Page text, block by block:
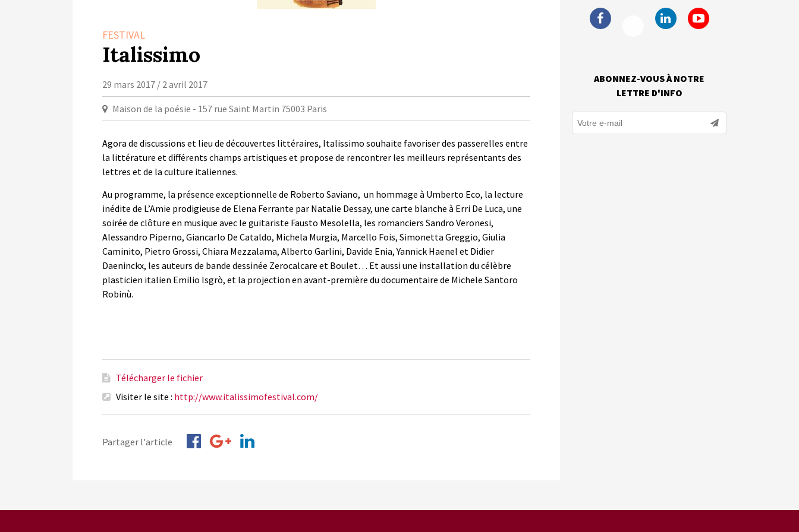
FESTIVAL
Italissimo
29 mars 2017 / 2 avril 2017
Maison de la poésie - 157 rue Saint Martin 75003 Paris
Agora de discussions et lieu de découvertes littéraires, Italissimo souhaite favoriser des passerelles entre
la littérature et différents champs artistiques et propose de rencontrer les meilleurs représentants des
lettres et de la culture italiennes.
Au programme, la présence exceptionnelle de Roberto Saviano, un hommage à Umberto Eco, la lecture
inédite de L’Amie prodigieuse de Elena Ferrante par Natalie Dessay, une carte blanche à Erri De Luca, une
soirée de clôture en musique avec le guitariste Fausto Mesolella, les romanciers Sandro Veronesi,
Alessandro Piperno, Giancarlo De Cataldo, Michela Murgia, Marcello Fois, Simonetta Greggio, Giulia
Caminito, Pietro Grossi, Chiara Mezzalama, Alberto Garlini, Davide Enia, Yannick Haenel et Didier
Daeninckx, les auteurs de bande dessinée Zerocalcare et Boulet… Et aussi une installation du célèbre
plasticien italien Emilio Isgrò, et la projection en avant-première du documentaire de Michele Santoro
Robinù.
Télécharger le fichier
Visiter le site : http://www.italissimofestival.com/
Partager l'article
ABONNEZ-VOUS À NOTRE
LETTRE D'INFO